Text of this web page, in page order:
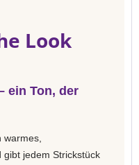
Look
ein Ton, der
warmes,
gibt jedem Strickstück